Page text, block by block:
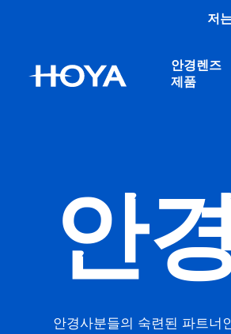
저
안경렌즈
제품
안경사분들의 숙련된 파트너
안